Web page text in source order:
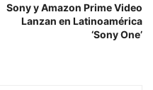
Sony y Amazon Prime Video
Lanzan en Latinoamérica
‘Sony One’